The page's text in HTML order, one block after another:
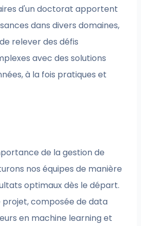
d'un doctorat apportent
dans divers domaines,
relever des défis
avec des solutions
à la fois pratiques et
de la gestion de
nos équipes de manière
optimaux dès le départ.
projet, composée de data
en machine learning et